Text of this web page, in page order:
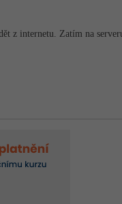
z internetu. Zatím na